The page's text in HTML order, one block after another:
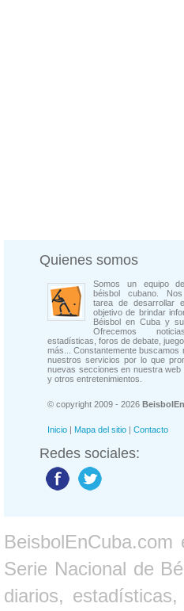
Quienes somos
Somos un equipo
béisbol cubano.
tarea de desarrollar
objetivo de brindar
Béisbol en Cuba y su
Ofrecemos
estadísticas, foros de debate,
más... Constantemente buscamos
nuestros servicios por lo que
nuevas secciones en nuestra web
y otros entretenimientos.
© copyright 2009 - 2026
Inicio | Mapa del sitio | Contacto
Redes sociales:
Serie Nacional de
diarios,